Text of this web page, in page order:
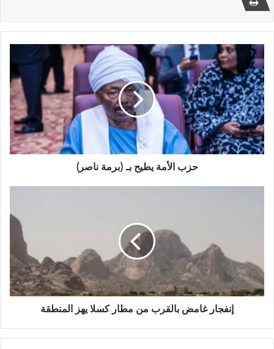
حزب
الأمة
يطيح
بـ
(برمة
ناصر)
حزب الأمة يطيح بـ (برمة ناصر)
يهز
المنطقة
إنفجار غامض بالقرب من مطار كسلا يهز المنطقة